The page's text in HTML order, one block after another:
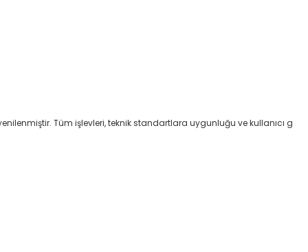
Tüm işlevleri, teknik standartlara uygunluğu ve kullanıcı g